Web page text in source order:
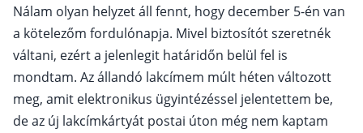
Nálam olyan helyzet áll fennt, hogy december 5-én van
a kötelezőm fordulónapja. Mivel biztosítót szeretnék
váltani, ezért a jelenlegit határidőn belül fel is
mondtam. Az állandó lakcímem múlt héten változott
meg, amit elektronikus ügyintézéssel jelentettem be,
de az új lakcímkártyát postai úton még nem kaptam